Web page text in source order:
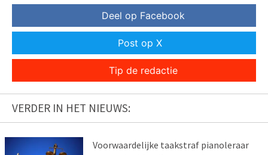
Deel op Facebook
Post op X
Tip de redactie
VERDER IN HET NIEUWS:
Voorwaardelijke taakstraf pianoleraar